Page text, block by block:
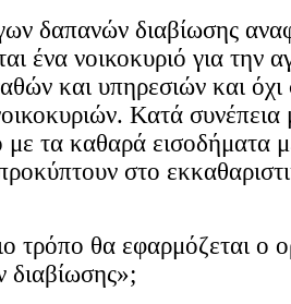
δαπανών διαβίωσης
ένα νοικοκυριό για την
και υπηρεσιών και όχι
Κατά
με τα καθαρά εισοδήματα
στο
τρόπο θα εφαρμόζεται ο